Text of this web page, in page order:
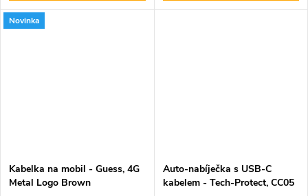
Novinka
Kabelka na mobil - Guess, 4G
Metal Logo Brown
Auto-nabíječka s USB-C
kabelem - Tech-Protect, CC05